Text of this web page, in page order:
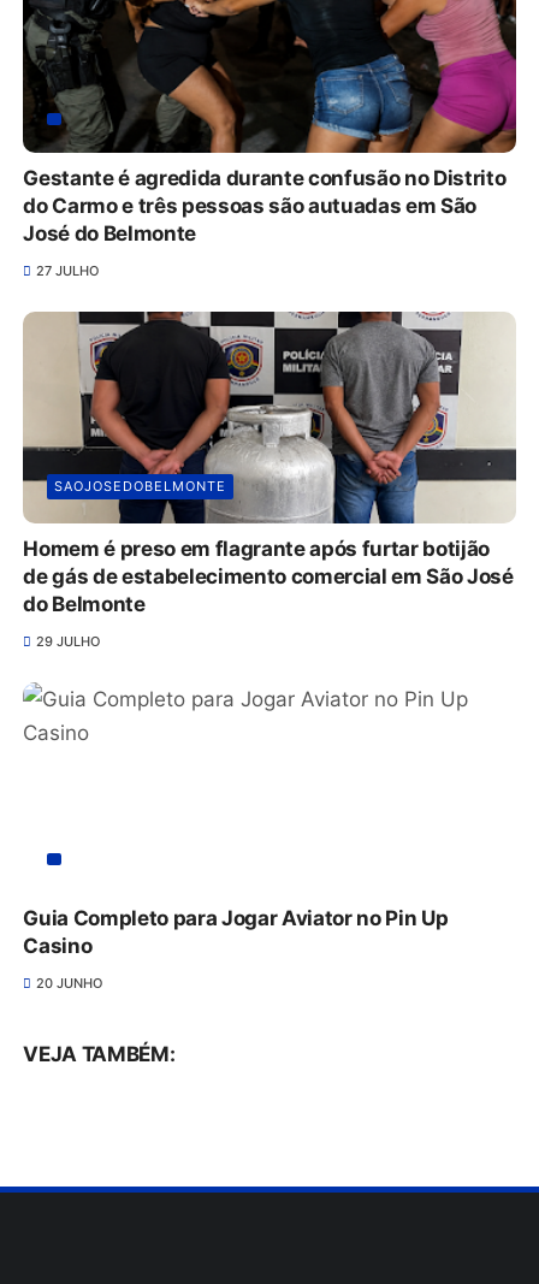
Gestante é agredida durante confusão no Distrito
do Carmo e três pessoas são autuadas em São
José do Belmonte
27 JULHO
SAOJOSEDOBELMONTE
Homem é preso em flagrante após furtar botijão
de gás de estabelecimento comercial em São José
do Belmonte
29 JULHO
Guia Completo para Jogar Aviator no Pin Up
Casino
20 JUNHO
VEJA TAMBÉM: